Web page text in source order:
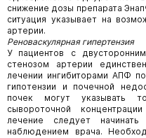
снижение дозы препарата
ситуация указывает на
артерии.
Реноваскулярная гипертензия
У пациентов с
стенозом артерии
лечении ингибиторами АПФ
гипотензии и почечной
почек могут указывать
сывороточной
лечение следует
наблюдением врача.